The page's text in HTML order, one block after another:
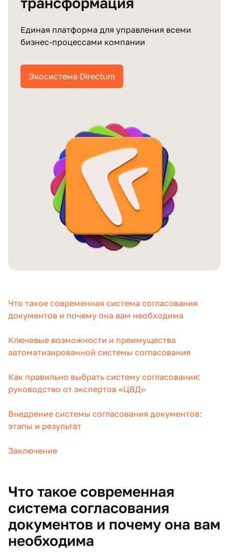
Единая платформа для управления всеми
бизнес‑процессами компании
Экосистема Directum
Что такое современная система согласования
документов и почему она вам необходима
Ключевые возможности и преимущества
автоматизированной системы согласования
Как правильно выбрать систему согласования:
руководство от экспертов «ЦВД»
Внедрение системы согласования документов:
этапы и результат
Заключение
Что такое современная
система согласования
документов и почему она вам
необходима